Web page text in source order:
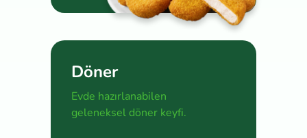
Döner
Evde hazırlanabilen
geleneksel döner keyfi.